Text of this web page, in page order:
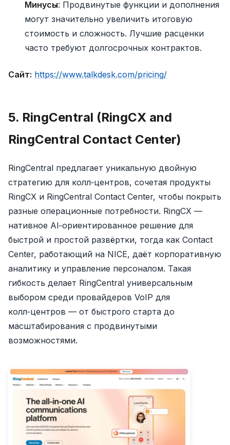
Минусы: Продвинутые функции и дополнения
могут значительно увеличить итоговую
стоимость и сложность. Лучшие расценки
часто требуют долгосрочных контрактов.
Сайт: https://www.talkdesk.com/pricing/
5. RingCentral (RingCX and
RingCentral Contact Center)
RingCentral предлагает уникальную двойную
стратегию для колл‑центров, сочетая продукты
RingCX и RingCentral Contact Center, чтобы покрыть
разные операционные потребности. RingCX —
нативное AI‑ориентированное решение для
быстрой и простой развёртки, тогда как Contact
Center, работающий на NICE, даёт корпоративную
аналитику и управление персоналом. Такая
гибкость делает RingCentral универсальным
выбором среди провайдеров VoIP для
колл‑центров — от быстрого старта до
масштабирования с продвинутыми
возможностями.